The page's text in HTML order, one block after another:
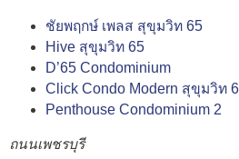
ชัยพฤกษ์ เพลส สุขุมวิท 65
Hive สุขุมวิท 65
D’65 Condominium
Click Condo Modern สุขุมวิท
Penthouse Condominium 2
ถนนเพชรบุรี